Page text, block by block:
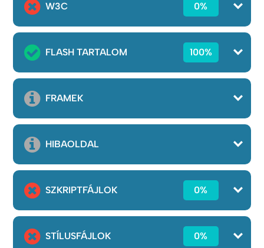
W3C 0%
FLASH TARTALOM 100%
FRAMEK
HIBAOLDAL
SZKRIPTFÁJLOK 0%
STÍLUSFÁJLOK 0%